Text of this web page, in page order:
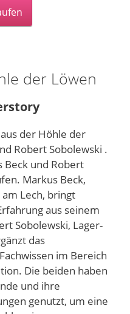
der Löwen
der Höhle der
Robert Sobolewski .
Beck und Robert
Markus Beck,
Lech, bringt
aus seinem
Sobolewski, Lager-
das
im Bereich
Die beiden haben
und ihre
genutzt, um eine